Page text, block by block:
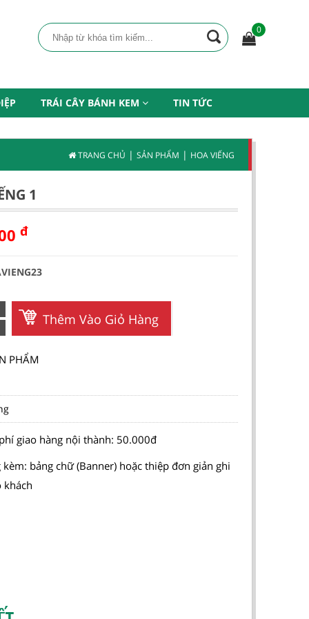
0
TRÁI CÂY BÁNH KEM TIN TỨC
TRANG CHỦ | SẢN PHẨM | HOA VIẾNG
1
đ
Thêm Vào Giỏ Hàng
PHẨM
giao hàng nội thành: 50.000đ
bảng chữ (Banner) hoặc thiệp đơn giản ghi
khách